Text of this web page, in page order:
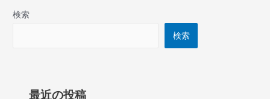
検索
検索
最近の投稿